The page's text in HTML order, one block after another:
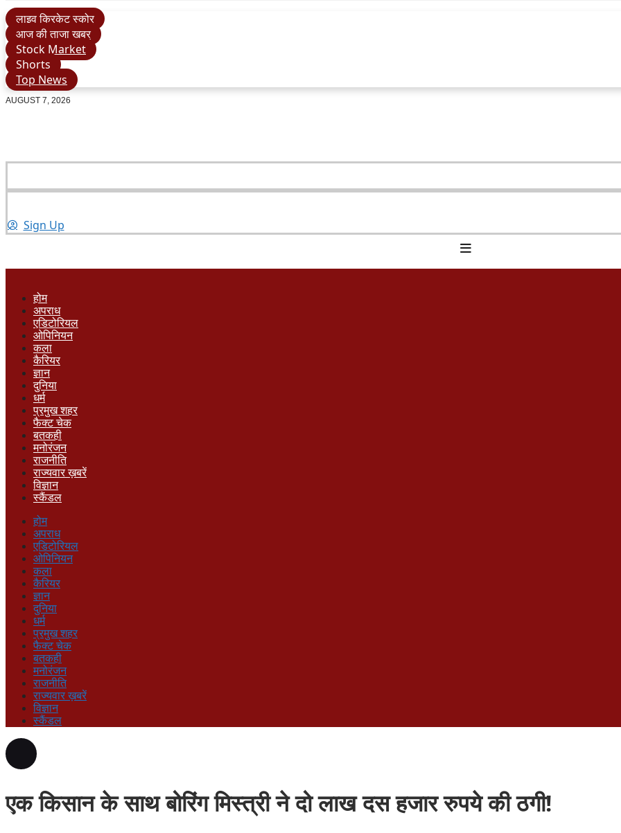
लाइव क्रिकेट स्कोर
आज की ताजा खबर
Stock Market
Shorts
Top News
AUGUST 7, 2026
Sign Up
होम
अपराध
एडिटोरियल
ओपिनियन
कला
कैरियर
ज्ञान
दुनिया
धर्म
प्रमुख शहर
फैक्ट चेक
बतकही
मनोरंजन
राजनीति
राज्यवार ख़बरें
विज्ञान
स्कैंडल
होम
अपराध
एडिटोरियल
ओपिनियन
कला
कैरियर
ज्ञान
दुनिया
धर्म
प्रमुख शहर
फैक्ट चेक
बतकही
मनोरंजन
राजनीति
राज्यवार ख़बरें
विज्ञान
स्कैंडल
एक किसान के साथ बोरिंग मिस्त्री ने दो लाख दस हजार रुपये की ठगी!